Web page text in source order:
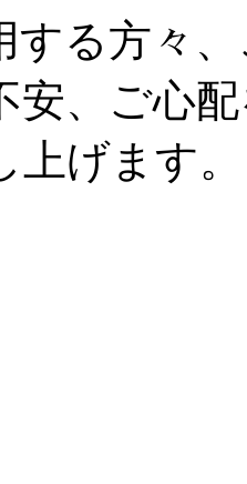
する方々
安、ご心
上げます。